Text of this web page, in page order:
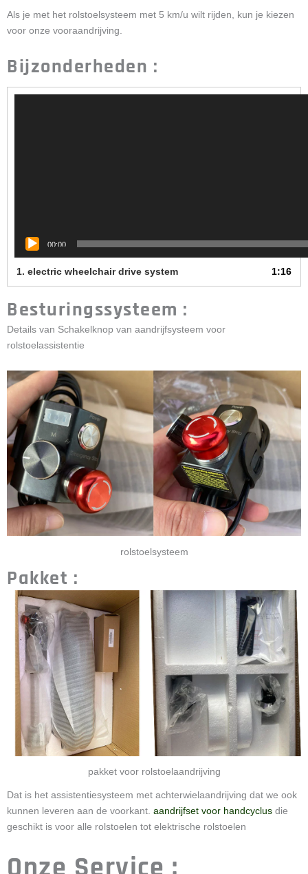
Als je met het rolstoelsysteem met 5 km/u wilt rijden, kun je kiezen
voor onze vooraandrijving.
Bijzonderheden :
00:00
1. electric wheelchair drive system 1:16
Besturingssysteem :
Details van Schakelknop van aandrijfsysteem voor
rolstoelassistentie
rolstoelsysteem
Pakket :
pakket voor rolstoelaandrijving
Dat is het assistentiesysteem met achterwielaandrijving dat we ook
kunnen leveren aan de voorkant. aandrijfset voor handcyclus die
geschikt is voor alle rolstoelen tot elektrische rolstoelen